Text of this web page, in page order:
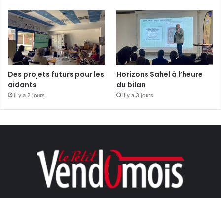
Des projets futurs pour les
aidants
il y a 2 jours
Horizons Sahel à l’heure
du bilan
il y a 3 jours